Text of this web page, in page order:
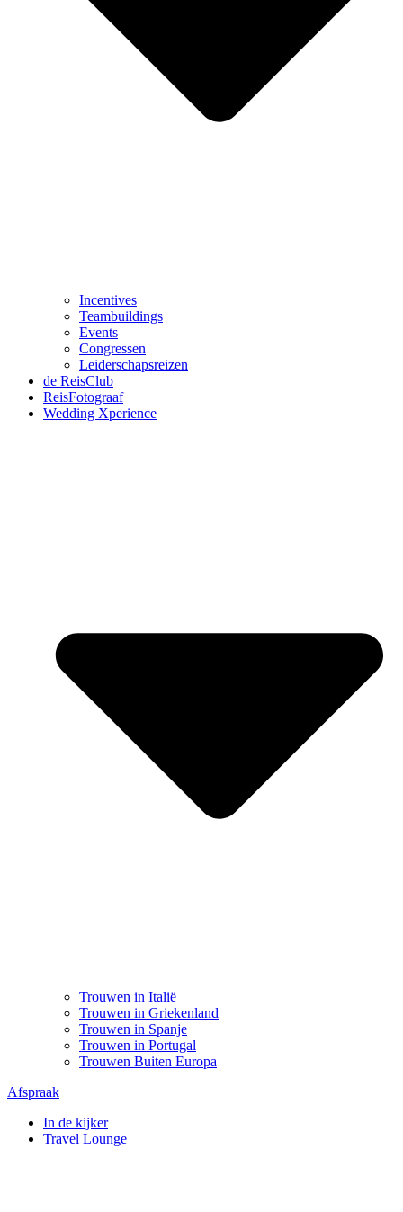
Incentives
Teambuildings
Events
Congressen
Leiderschapsreizen
de ReisClub
ReisFotograaf
Wedding Xperience
Trouwen in Italië
Trouwen in Griekenland
Trouwen in Spanje
Trouwen in Portugal
Trouwen Buiten Europa
Afspraak
In de kijker
Travel Lounge